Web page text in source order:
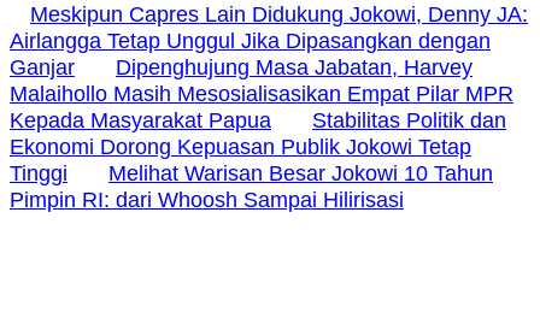
Meskipun Capres Lain Didukung Jokowi, Denny JA:
Airlangga Tetap Unggul Jika Dipasangkan dengan
Ganjar
Dipenghujung Masa Jabatan, Harvey
Malaihollo Masih Mesosialisasikan Empat Pilar MPR
Kepada Masyarakat Papua
Stabilitas Politik dan
Ekonomi Dorong Kepuasan Publik Jokowi Tetap
Tinggi
Melihat Warisan Besar Jokowi 10 Tahun
Pimpin RI: dari Whoosh Sampai Hilirisasi